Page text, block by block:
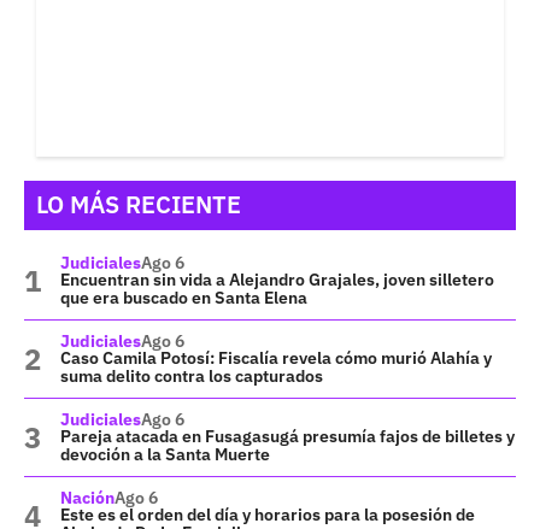
LO MÁS RECIENTE
JudicialesAgo 6
Encuentran sin vida a Alejandro Grajales, joven silletero
que era buscado en Santa Elena
JudicialesAgo 6
Caso Camila Potosí: Fiscalía revela cómo murió Alahía y
suma delito contra los capturados
JudicialesAgo 6
Pareja atacada en Fusagasugá presumía fajos de billetes y
devoción a la Santa Muerte
NaciónAgo 6
Este es el orden del día y horarios para la posesión de